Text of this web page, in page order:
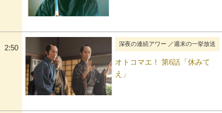
2:50 深夜の連続アワー ／週末の一挙放送
オトコマエ！ 第6話「休みて
え」